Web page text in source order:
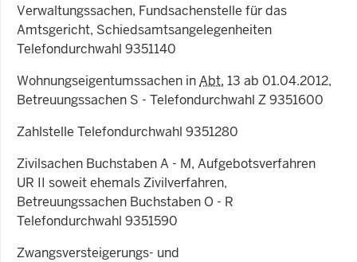
Verwaltungssachen, Fundsachenstelle für das
Amtsgericht, Schiedsamtsangelegenheiten
Telefondurchwahl 9351140
Wohnungseigentumssachen inAbt. 13 ab 01.04.2012,
Betreuungssachen S - Telefondurchwahl Z 9351600
Zahlstelle Telefondurchwahl 9351280
Zivilsachen Buchstaben A - M, Aufgebotsverfahren
UR II soweit ehemals Zivilverfahren,
Betreuungssachen Buchstaben O - R
Telefondurchwahl 9351590
Zwangsversteigerungs- und